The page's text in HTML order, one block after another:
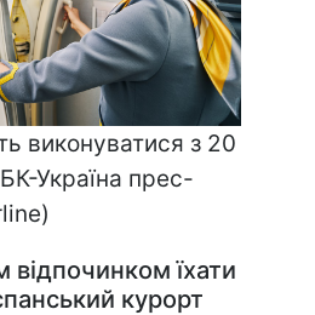
виконуватися з 20
Україна прес-
відпочинком їхати
курорт